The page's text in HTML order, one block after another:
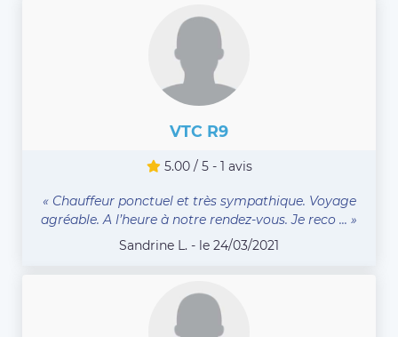
VTC R9
5.00 / 5 - 1 avis
« Chauffeur ponctuel et très sympathique. Voyage
agréable. A l’heure à notre rendez-vous. Je reco ... »
Sandrine L. - le 24/03/2021